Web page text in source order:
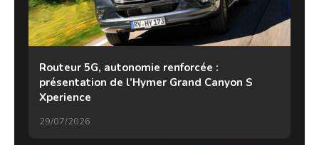
Routeur 5G, autonomie renforcée :
présentation de l’Hymer Grand Canyon S
Xperience
29/07/2026